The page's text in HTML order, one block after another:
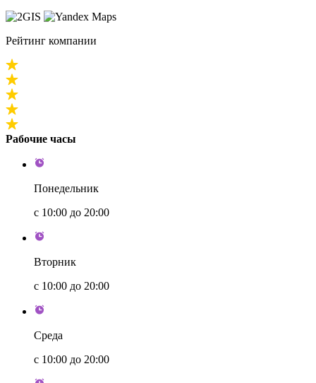
Рейтинг компании
Рабочие часы
Понедельник
с 10:00 до 20:00
Вторник
с 10:00 до 20:00
Среда
с 10:00 до 20:00